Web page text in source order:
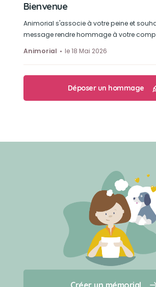
Créer un mémorial
Bienvenue
Animorial s'associe à votre peine et
message rendre hommage à votre
Animorial
le 18 Mai 2026
Déposer un hommage
Créer un mémorial